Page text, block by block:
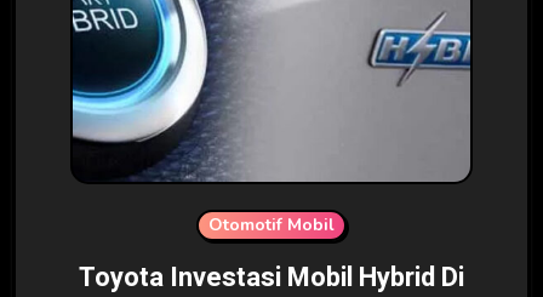
Otomotif Mobil
Toyota Investasi Mobil Hybrid Di